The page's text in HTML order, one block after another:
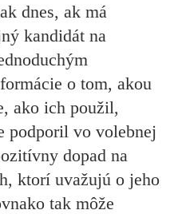
dnes, ak má
kandidát na
o tom, akou
ako ich použil,
podporil vo volebnej
dopad na
ktorí uvažujú o jeho
tak môže